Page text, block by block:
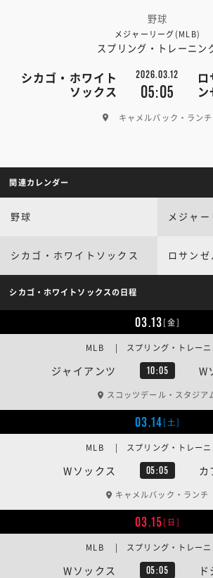
野球
メジャーリーグ(MLB)
スプリング・トレーニン
シカゴ・ホワイト
ソックス
2026.03.12
05:05
キャメルバック・ランチ
関連カレンダー
野球 メジャ
シカゴ・ホワイトソックス ロサン
シカゴ・ホワイトソックスの日程
03.13[金]
ジャイアンツ 10:05 W
MLB | スプリング・トレーニ
スコッツデール・スタジア
03.14[土]
Wソックス 05:05 カ
MLB | スプリング・トレーニ
キャメルバック・ランチ
03.15[日]
Wソックス 05:05
MLB | スプリング・トレーニ